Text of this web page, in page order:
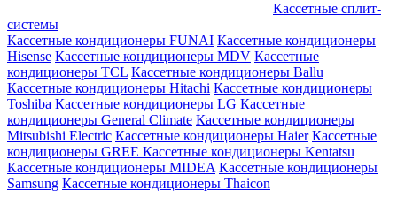
Кассетные сплит-
системы
Кассетные кондиционеры FUNAI Кассетные кондиционеры
Hisense Кассетные кондиционеры MDV Кассетные
кондиционеры TCL Кассетные кондиционеры Ballu
Кассетные кондиционеры Hitachi Кассетные кондиционеры
Toshiba Кассетные кондиционеры LG Кассетные
кондиционеры General Climate Кассетные кондиционеры
Mitsubishi Electric Кассетные кондиционеры Haier Кассетные
кондиционеры GREE Кассетные кондиционеры Kentatsu
Кассетные кондиционеры MIDEA Кассетные кондиционеры
Samsung Кассетные кондиционеры Thaicon